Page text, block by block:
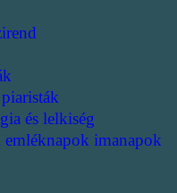
és lelkiség
imanapok